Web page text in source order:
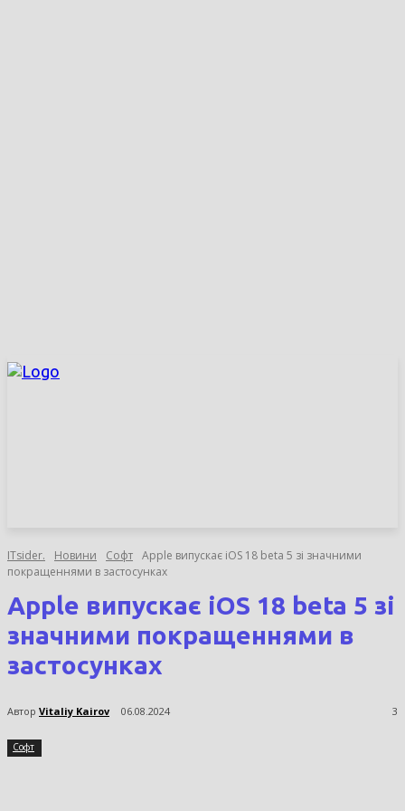
ITsider. Новини Софт Apple випускає iOS 18 beta 5 зі значними
покращеннями в застосунках
Apple випускає iOS 18 beta 5 зі
значними покращеннями в
застосунках
Автор Vitaliy Kairov 06.08.2024 3
Софт